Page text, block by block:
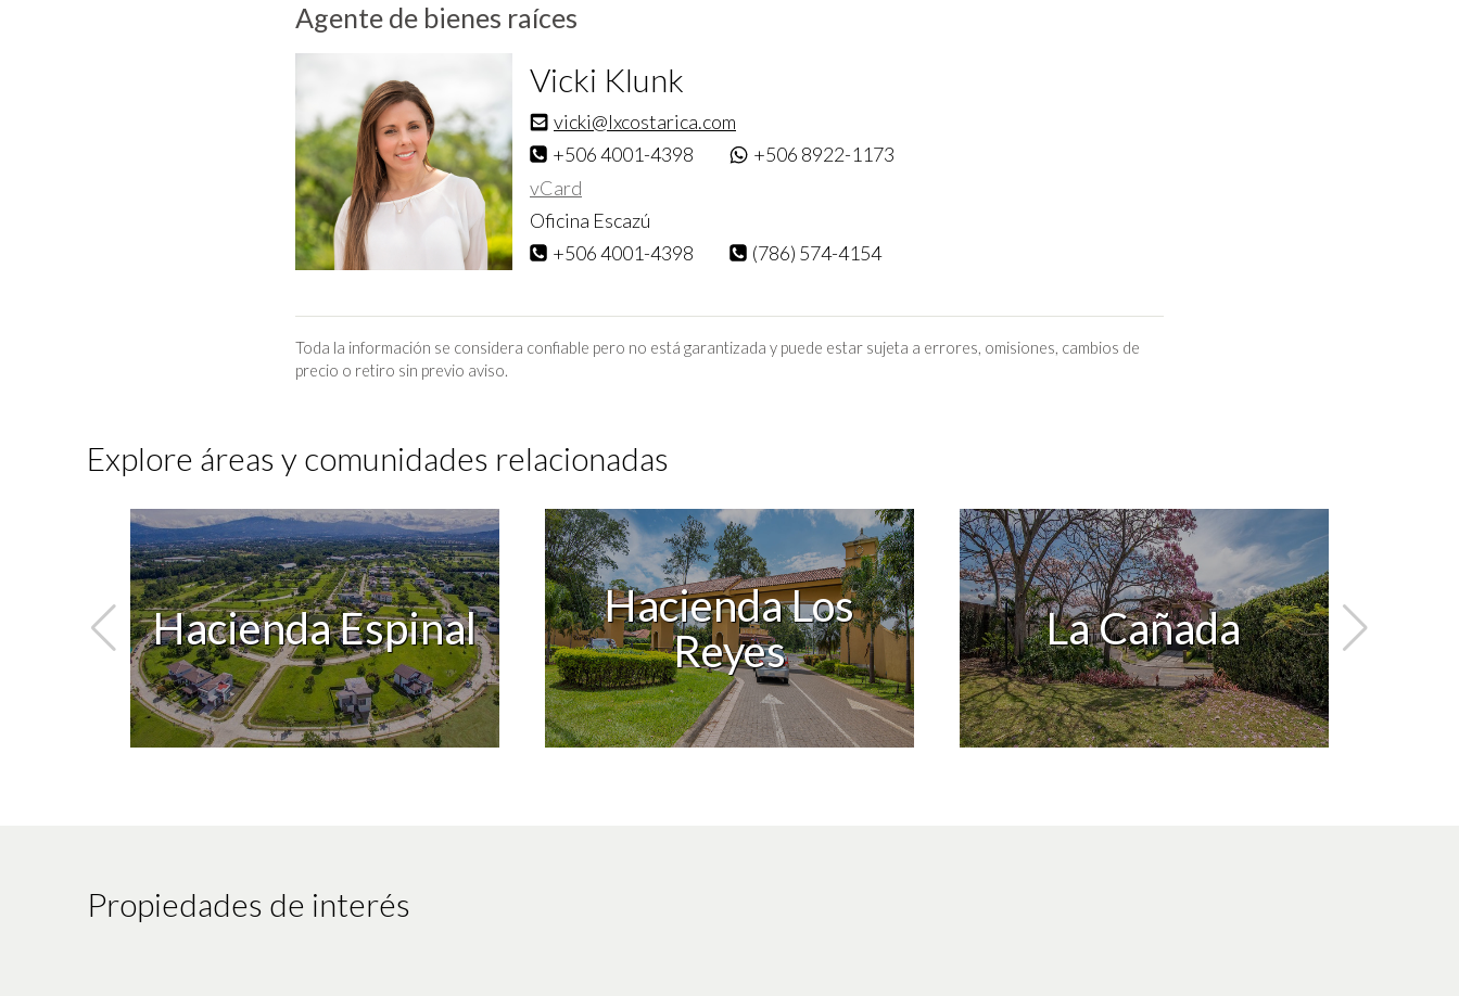
Deredia. Country Day School abrió recientemente su nuevo campus dentro
de Hacienda Espinal, ofreciendo educación de alta calidad a poca distancia.
Finalmente, supermercados como Auto Mercado y Vindi están disponibles
muy cerca.
Agente de bienes raíces
Vicki Klunk
vicki@lxcostarica.com
+506 4001-4398
+506 8922-1173
vCard
Oficina Escazú
+506 4001-4398
(786) 574-4154
Toda la información se considera confiable pero no está garantizada y puede estar sujeta a errores, omisiones, cambios de
precio o retiro sin previo aviso.
Explore áreas y comunidades relacionadas
Hacienda Espinal
Hacienda Los
Reyes
La Cañada
Propiedades de interés